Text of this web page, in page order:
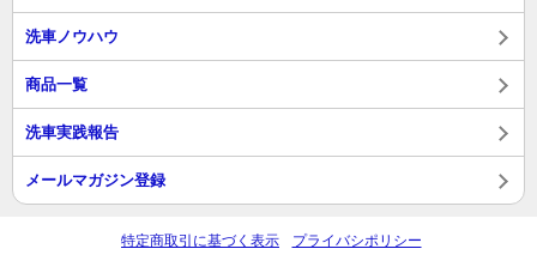
洗車ノウハウ
商品一覧
洗車実践報告
メールマガジン登録
特定商取引に基づく表示 プライバシポリシー